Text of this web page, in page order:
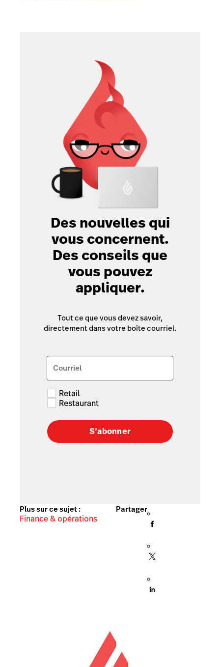
Des nouvelles qui
vous concernent.
Des conseils que
vous pouvez
appliquer.
Tout ce que vous devez savoir,
directement dans votre boîte courriel.
Courriel
Retail
Restaurant
S’abonner
Plus sur ce sujet :
Finance & opérations
Partager